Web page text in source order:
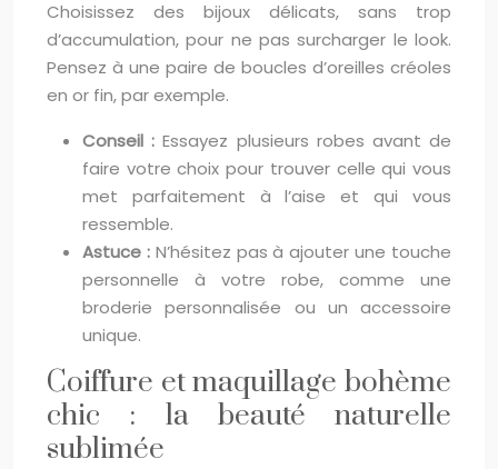
Choisissez des bijoux délicats, sans trop
d’accumulation, pour ne pas surcharger le look.
Pensez à une paire de boucles d’oreilles créoles
en or fin, par exemple.
Conseil :Essayez plusieurs robes avant de
faire votre choix pour trouver celle qui vous
met parfaitement à l’aise et qui vous
ressemble.
Astuce : N’hésitez pas à ajouter une touche
personnelle à votre robe, comme une
broderie personnalisée ou un accessoire
unique.
Coiffure et maquillage bohème
chic : la beauté naturelle
sublimée